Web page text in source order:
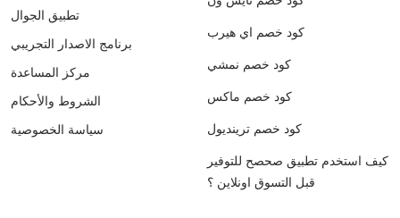
تطبيق الجوال
برنامج الاصدار التجريبي
مركز المساعدة
الشروط والأحكام
سياسة الخصوصية
كود خصم اي هيرب
كود خصم نمشي
كود خصم ماكس
كود خصم ترينديول
كيف استخدم تطبيق صحصح للتوفير
قبل التسوق اونلاين ؟